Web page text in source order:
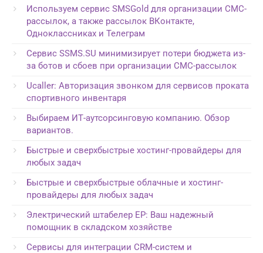
Используем сервис SMSGold для организации СМС-
рассылок, а также рассылок ВКонтакте,
Одноклассниках и Телеграм
Сервис SSMS.SU минимизирует потери бюджета из-
за ботов и сбоев при организации СМС-рассылок
Ucaller: Авторизация звонком для сервисов проката
спортивного инвентаря
Выбираем ИТ-аутсорсинговую компанию. Обзор
вариантов.
Быстрые и сверхбыстрые хостинг-провайдеры для
любых задач
Быстрые и сверхбыстрые облачные и хостинг-
провайдеры для любых задач
Электрический штабелер EP: Ваш надежный
помощник в складском хозяйстве
Сервисы для интеграции CRM-систем и